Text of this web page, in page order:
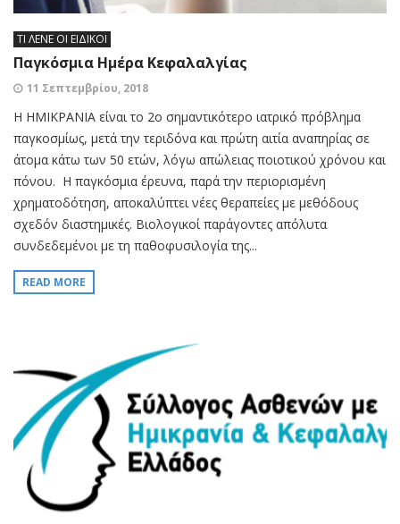
ΤΙ ΛΕΝΕ ΟΙ ΕΙΔΙΚΟΙ
Παγκόσμια Ημέρα Κεφαλαλγίας
11 Σεπτεμβρίου, 2018
Η ΗΜΙΚΡΑΝΙΑ είναι το 2ο σημαντικότερο ιατρικό πρόβλημα
παγκοσμίως, μετά την τεριδόνα και πρώτη αιτία αναπηρίας σε
άτομα κάτω των 50 ετών, λόγω απώλειας ποιοτικού χρόνου και
πόνου. Η παγκόσμια έρευνα, παρά την περιορισμένη
χρηματοδότηση, αποκαλύπτει νέες θεραπείες με μεθόδους
σχεδόν διαστημικές. Βιολογικοί παράγοντες απόλυτα
συνδεδεμένοι με τη παθοφυσιλογία της...
READ MORE